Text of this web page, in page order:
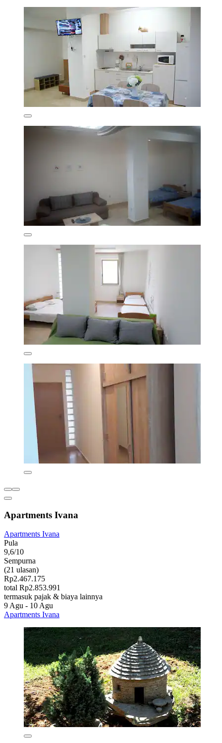
Apartments Ivana
Apartments Ivana
Pula
9,6/10
Sempurna
(21 ulasan)
Rp2.467.175
total Rp2.853.991
termasuk pajak & biaya lainnya
9 Agu - 10 Agu
Apartments Ivana